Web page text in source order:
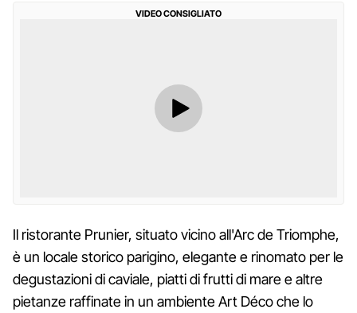
VIDEO CONSIGLIATO
Il ristorante Prunier, situato vicino all'Arc de Triomphe,
è un locale storico parigino, elegante e rinomato per le
degustazioni di caviale, piatti di frutti di mare e altre
pietanze raffinate in un ambiente Art Déco che lo